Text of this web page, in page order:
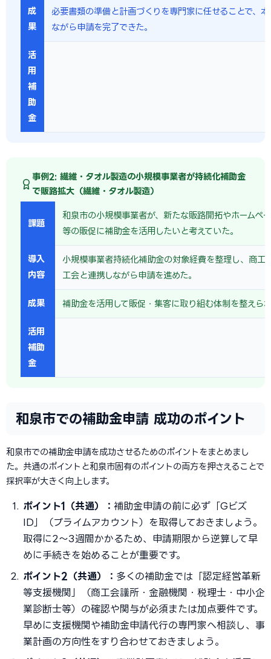
成
果
必要書類の準備と計画づくりを専門家に任せることで、
ながら申請を完了できた。
活
用
補
助
金
事例2: 繊維・タオル製造の小規模事業者が持続化補助金
で販路拡大（繊維・タオル製造）
課題
和泉市の小規模事業者が、新たな販路開拓やホームペ
等の販促に補助金を活用したいと考えていた。
導入
内容
小規模事業者持続化補助金の対象経費を整理し、商工
工会と連携しながら申請を進めた。
成果 補助金を活用して販促・集客に取り組む体制を整えら
活用
補助
金
和泉市での補助金申請 成功のポイント
和泉市での補助金申請を成功させるためのポイントをまとめまし
た。共通のポイントと和泉市固有のポイントの両方を押さえることで
採択率が大きく向上します。
ポイント1（共通）： 補助金申請の前に必ず「Gビズ
ID」（プライムアカウント）を取得しておきましょう。
取得に2〜3週間かかるため、申請期限から逆算して早
めに手続きを始めることが重要です。
ポイント2（共通）： 多くの補助金では「認定経営革新
等支援機関」（商工会議所・金融機関・税理士・中小企
業診断士等）の確認や関与が必須または加点要件です。
早めに支援機関や補助金申請代行の専門家へ相談し、事
業計画の方向性をすり合わせておきましょう。